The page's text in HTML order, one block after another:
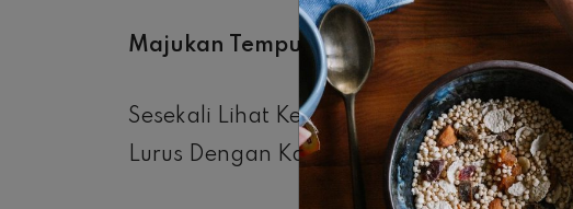
Majukan Tempurung Lutut.
Sesekali Lihat Kedua Lututmu, Khususnya
Lurus Dengan Kaki.